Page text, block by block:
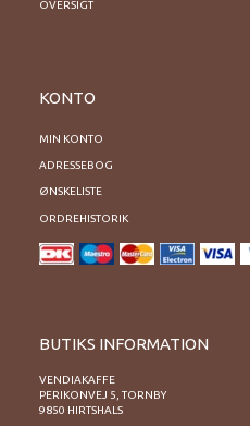
OVERSIGT
KONTO
MIN KONTO
ADRESSEBOG
ØNSKELISTE
ORDREHISTORIK
BUTIKS INFORMATION
VENDIAKAFFE
PERIKONVEJ 5, TORNBY
9850 HIRTSHALS